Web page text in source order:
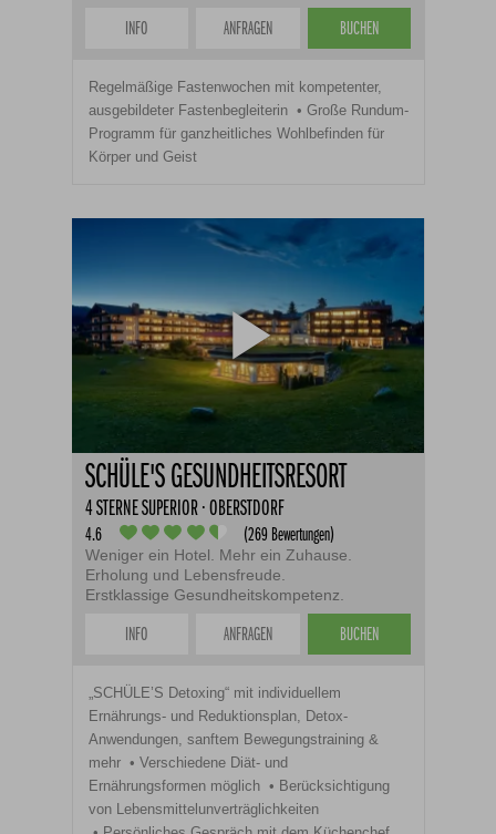
INFO ANFRAGEN BUCHEN
Regelmäßige Fastenwochen mit kompetenter,
ausgebildeter Fastenbegleiterin
Große Rundum-
Programm für ganzheitliches Wohlbefinden für
Körper und Geist
SCHÜLE'S GESUNDHEITSRESORT
4 STERNE SUPERIOR · OBERSTDORF
4.6 (269 Bewertungen)
Weniger ein Hotel. Mehr ein Zuhause.
Erholung und Lebensfreude.
Erstklassige Gesundheitskompetenz.
INFO ANFRAGEN BUCHEN
„SCHÜLE’S Detoxing“ mit individuellem
Ernährungs- und Reduktionsplan, Detox-
Anwendungen, sanftem Bewegungstraining &
mehr
Verschiedene Diät- und
Ernährungsformen möglich
Berücksichtigung
von Lebensmittelunverträglichkeiten